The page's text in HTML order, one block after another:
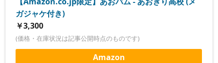
ガジャケ付き)
￥3,300
(価格・在庫状況は記事公開時点のものです)
Amazon